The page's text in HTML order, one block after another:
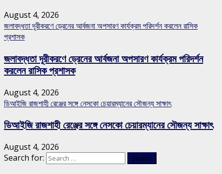
August 4, 2026
জলাবদ্ধতা দূরীকরণে ড্রেনের আর্বজনা অপসারণ কার্যক্রম পরিদর্শন করলেন রাসিক
প্রশাসক
জলাবদ্ধতা দূরীকরণে ড্রেনের আর্বজনা অপসারণ কার্যক্রম পরিদর্শন
করলেন রাসিক প্রশাসক
August 4, 2026
ডিআইজি রাজশাহী রেঞ্জের সঙ্গে নেসকো চেয়ারম্যানের সৌজন্য সাক্ষাৎ
ডিআইজি রাজশাহী রেঞ্জের সঙ্গে নেসকো চেয়ারম্যানের সৌজন্য সাক্ষাৎ
August 4, 2026
Search for: